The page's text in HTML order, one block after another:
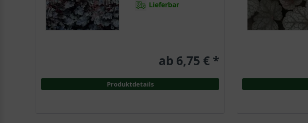
Lieferbar
ab 6,75 € *
Produktdetails